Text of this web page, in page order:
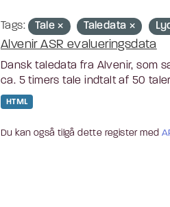
Tags: Tale Taledata
Alvenir ASR evalueringsdata
Dansk taledata fra Alvenir, som
ca. 5 timers tale indtalt af 50
HTML
Du kan også tilgå dette register med